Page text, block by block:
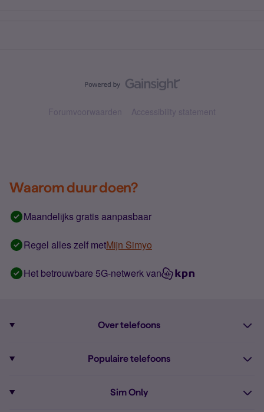
Forumvoorwaarden Accessibility statement
Waarom duur doen?
Maandelijks gratis aanpasbaar
Regel alles zelf metMijn Simyo
Het betrouwbare 5G-netwerk van
Over telefoons
Alle telefoons
Populaire telefoons
Sim Only